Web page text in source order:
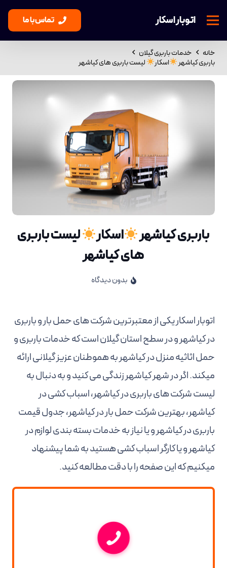
اتوبار اسکار تماس با ما
خانه
خدمات باربری گیلان
باربری کیاشهر
اسکار لیست باربری های کیاشهر
باربری کیاشهر اسکار
لیست باربری
های کیاشهر
بدون دیدگاه
اتوبار اسکار یکی از معتبرترین شرکت های حمل بار و باربری
در کیاشهر و در سطح استان گیلان است که خدمات باربری و
حمل اثاثیه منزل در کیاشهر به هموطنان عزیز گیلانی ارائه
میکند. اگر در شهر کیاشهر زندگی می کنید و به دنبال به
لیست شرکت های باربری در کیاشهر، اسباب کشی در
کیاشهر، بهترین شرکت حمل بار در کیاشهر، جدول قیمت
باربری در کیاشهر و یا نیاز به خدمات بسته بندی لوازم در
کیاشهر و یا کارگر اسباب کشی هستید به شما پیشنهاد
میکنیم که این صفحه را با دقت مطالعه کنید.